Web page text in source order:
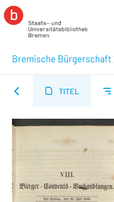
Bremische Bürgerschaft
TITEL